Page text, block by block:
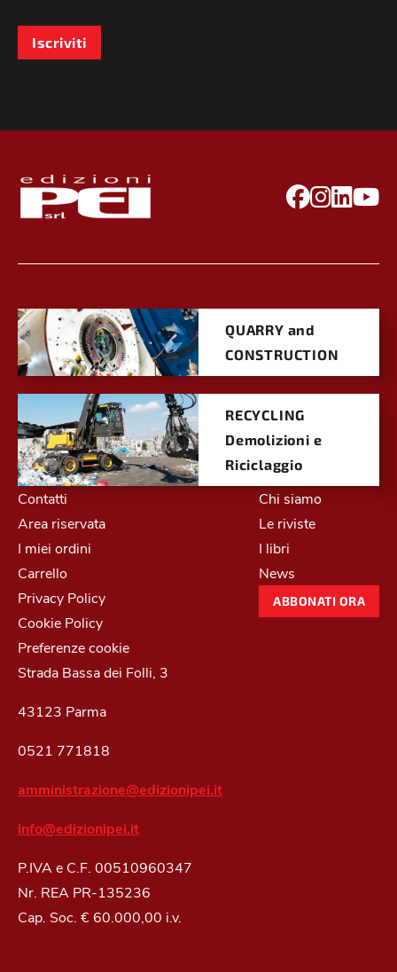
Iscriviti
QUARRY and
CONSTRUCTION
RECYCLING
Demolizioni e
Riciclaggio
Contatti
Area riservata
I miei ordini
Carrello
Privacy Policy
Cookie Policy
Preferenze cookie
Chi siamo
Le riviste
I libri
News
ABBONATI ORA
Strada Bassa dei Folli, 3
43123 Parma
0521 771818
amministrazione@edizionipei.it
info@edizionipei.it
P.IVA e C.F. 00510960347
Nr. REA PR-135236
Cap. Soc. € 60.000,00 i.v.